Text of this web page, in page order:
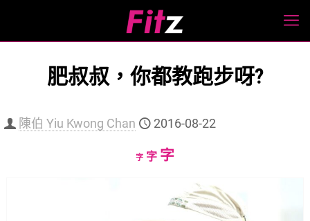
肥叔叔，你都教跑步呀?
陳伯 Yiu Kwong Chan 2016-08-22
字Decrease
字Reset
字Increase
size.